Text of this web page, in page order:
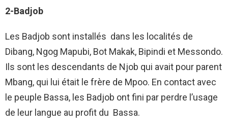
2-Badjob
Les Badjob sont installés dans les localités de
Dibang, Ngog Mapubi, Bot Makak, Bipindi et Messondo.
Ils sont les descendants de Njob qui avait pour parent
Mbang, qui lui était le frère de Mpoo. En contact avec
le peuple Bassa, les Badjob ont fini par perdre l’usage
de leur langue au profit du Bassa.